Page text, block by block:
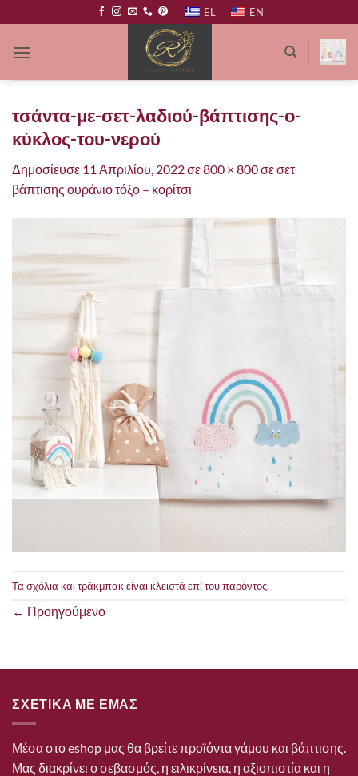
στο
περιεχόμενο
EL EN
τσάντα-με-σετ-λαδιού-βάπτισης-ο-
κύκλος-του-νερού
Δημοσίευσε 11 Απριλίου, 2022σε800 × 800σεσετ
βάπτισης ουράνιο τόξο – κορίτσι
Τα σχόλια και τράκμπακ είναι κλειστά επί του παρόντος.
← Προηγούμενο
ΣΧΕΤΙΚΑ ΜΕ ΕΜΑΣ
Μέσα στο eshop μας θα βρείτε προϊόντα γάμου και βάπτισης.
Μας διακρίνει ο σεβασμός, η ειλικρίνεια, η αξιοπιστία και η